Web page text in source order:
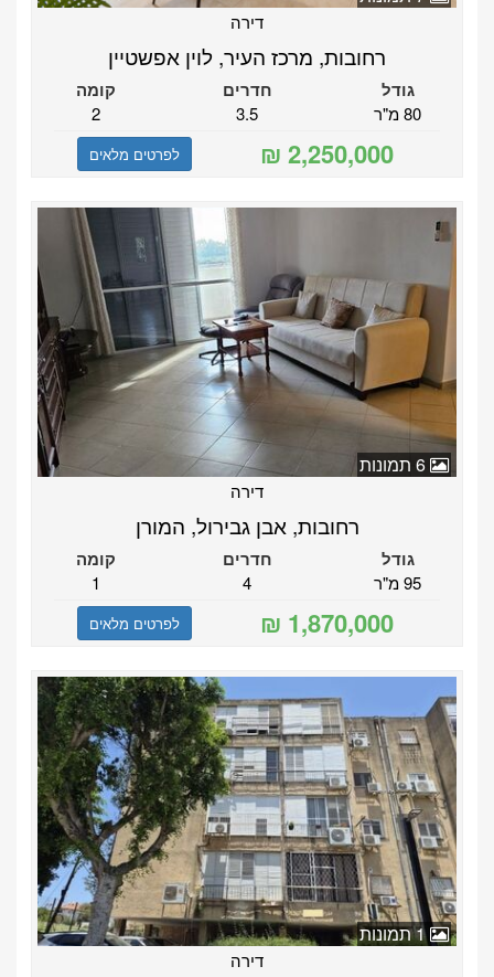
דירה
רחובות, מרכז העיר, לוין אפשטיין
גודל
80 מ"ר
חדרים
3.5
קומה
2
לפרטים מלאים
דירה
רחובות, אבן גבירול, המורן
גודל
95 מ"ר
חדרים
4
קומה
1
לפרטים מלאים
1 תמונות
דירה